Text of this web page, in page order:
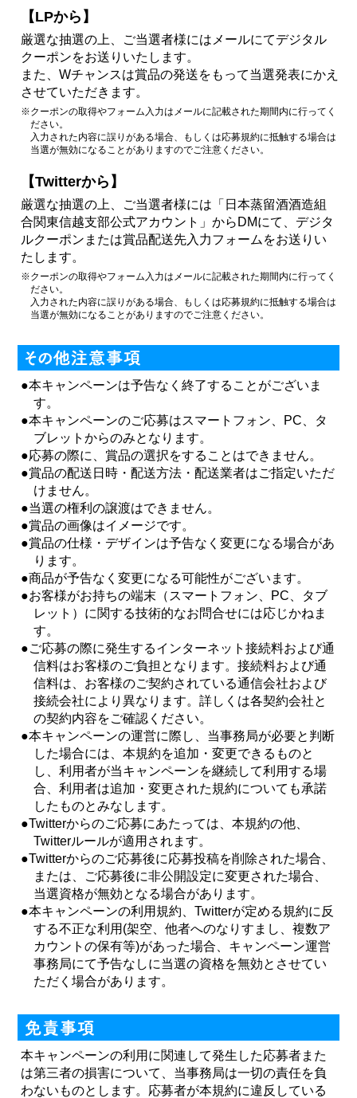
【LPから】
厳選な抽選の上、ご当選者様にはメールにてデジタル
クーポンをお送りいたします。
また、Wチャンスは賞品の発送をもって当選発表にかえ
させていただきます。
※クーポンの取得やフォーム入力はメールに記載された期間内に行ってく
ださい。
入力された内容に誤りがある場合、もしくは応募規約に抵触する場合は
当選が無効になることがありますのでご注意ください。
【Twitterから】
厳選な抽選の上、ご当選者様には「日本蒸留酒酒造組
合関東信越支部公式アカウント」からDMにて、デジタ
ルクーポンまたは賞品配送先入力フォームをお送りい
たします。
※クーポンの取得やフォーム入力はメールに記載された期間内に行ってく
ださい。
入力された内容に誤りがある場合、もしくは応募規約に抵触する場合は
当選が無効になることがありますのでご注意ください。
●本キャンペーンは予告なく終了することがございま
す。
●本キャンペーンのご応募はスマートフォン、PC、タ
ブレットからのみとなります。
●応募の際に、賞品の選択をすることはできません。
●賞品の配送日時・配送方法・配送業者はご指定いただ
けません。
●当選の権利の譲渡はできません。
●賞品の画像はイメージです。
●賞品の仕様・デザインは予告なく変更になる場合があ
ります。
●商品が予告なく変更になる可能性がございます。
●お客様がお持ちの端末（スマートフォン、PC、タブ
レット）に関する技術的なお問合せには応じかねま
す。
●ご応募の際に発生するインターネット接続料および通
信料はお客様のご負担となります。接続料および通
信料は、お客様のご契約されている通信会社および
接続会社により異なります。詳しくは各契約会社と
の契約内容をご確認ください。
●本キャンペーンの運営に際し、当事務局が必要と判断
した場合には、本規約を追加・変更できるものと
し、利用者が当キャンペーンを継続して利用する場
合、利用者は追加・変更された規約についても承諾
したものとみなします。
●Twitterからのご応募にあたっては、本規約の他、
Twitterルールが適用されます。
●Twitterからのご応募後に応募投稿を削除された場合、
または、ご応募後に非公開設定に変更された場合、
当選資格が無効となる場合があります。
●本キャンペーンの利用規約、Twitterが定める規約に反
する不正な利用(架空、他者へのなりすまし、複数ア
カウントの保有等)があった場合、キャンペーン運営
事務局にて予告なしに当選の資格を無効とさせてい
ただく場合があります。
本キャンペーンの利用に関連して発生した応募者また
は第三者の損害について、当事務局は一切の責任を負
わないものとします。応募者が本規約に違反している